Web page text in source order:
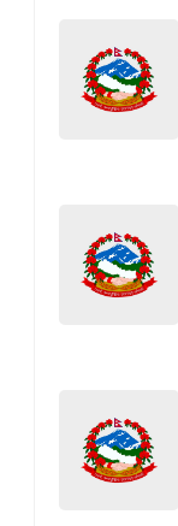
सामग्रीमा
जानुहोस्